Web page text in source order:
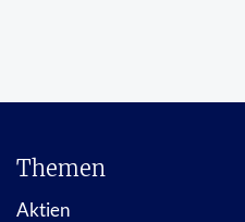
Themen
Aktien